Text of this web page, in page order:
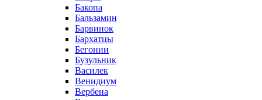
Бакопа
Бальзамин
Барвинок
Бархатцы
Бегонии
Бузульник
Василек
Венидиум
Вербена